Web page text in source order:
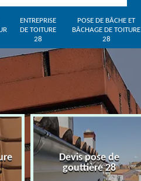
ENTREPRISE
DE TOITURE
28
POSE DE BÂCHE ET
BÂCHAGE DE TOITURE
28
Devis pose de
gouttière 28